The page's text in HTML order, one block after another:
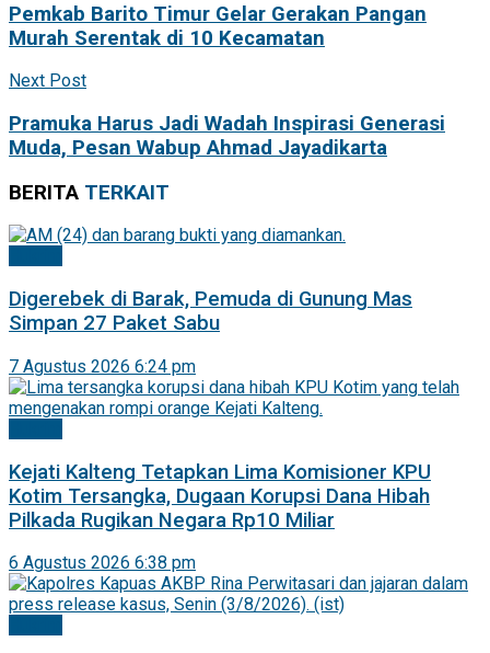
Pemkab Barito Timur Gelar Gerakan Pangan
Murah Serentak di 10 Kecamatan
Next Post
Pramuka Harus Jadi Wadah Inspirasi Generasi
Muda, Pesan Wabup Ahmad Jayadikarta
BERITA TERKAIT
Digerebek di Barak, Pemuda di Gunung Mas
Simpan 27 Paket Sabu
7 Agustus 2026 6:24 pm
Kejati Kalteng Tetapkan Lima Komisioner KPU
Kotim Tersangka, Dugaan Korupsi Dana Hibah
Pilkada Rugikan Negara Rp10 Miliar
6 Agustus 2026 6:38 pm